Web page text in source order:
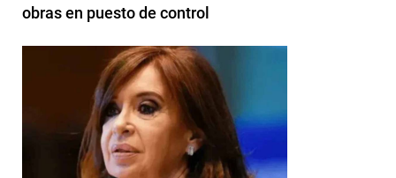
obras en puesto de control